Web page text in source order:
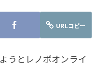
URLコピー
うとレノボオンライ